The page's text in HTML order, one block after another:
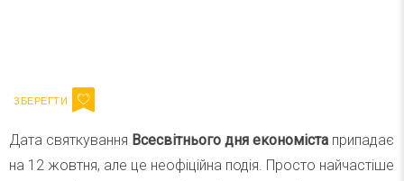
Дата святкування Всесвітнього дня економіста припадає
на 12 жовтня, але це неофіційна подія. Просто найчастіше